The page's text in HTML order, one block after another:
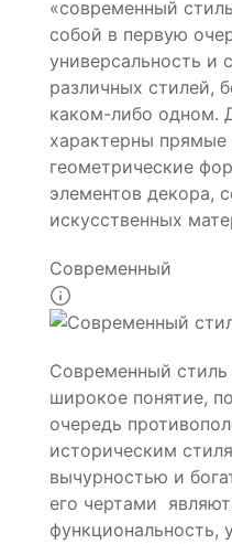
«современный
собой в первую
универсальность и
различных стилей,
каком-либо одном.
характерны прямые
геометрические
элементов декора,
искусственных
Современный
Современный
широкое понятие,
очередь
историческим
вычурностью и
его чертами
функциональность,